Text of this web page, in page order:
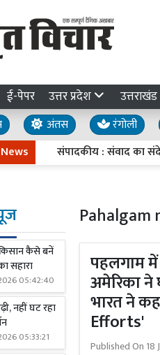
ई-पेपर उत्तर प्रदेश उत्तराखंड
अंतस रंगोली
संपादकीय : संवाद का संदेश
कैसे बनें
सहारा
05:42:40
नहीं घट रहा
05:33:21
Pahalgam
पहलगाम
अमेरिका
भारत ने
Efforts'
Published On 18